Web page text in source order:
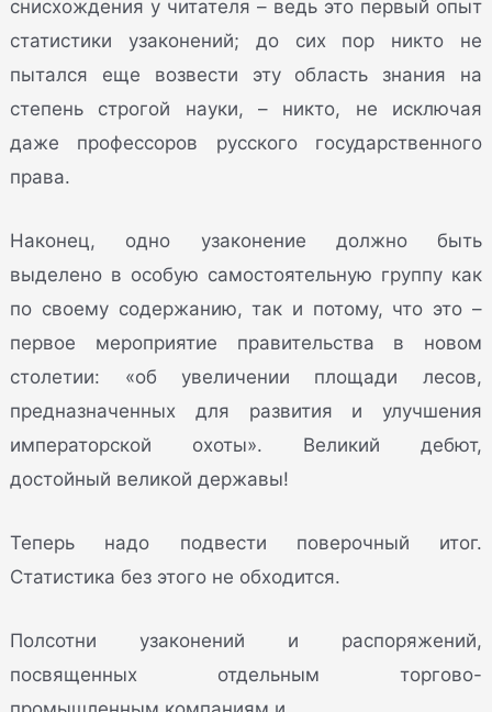
снисхождения у читателя – ведь это первый опыт
статистики узаконений; до сих пор никто не
пытался еще возвести эту область знания на
степень строгой науки, – никто, не исключая
даже профессоров русского государственного
права.
Наконец, одно узаконение должно быть
выделено в особую самостоятельную группу как
по своему содержанию, так и потому, что это –
первое мероприятие правительства в новом
столетии: «об увеличении площади лесов,
предназначенных для развития и улучшения
императорской охоты». Великий дебют,
достойный великой державы!
Теперь надо подвести поверочный итог.
Статистика без этого не обходится.
Полсотни узаконений и распоряжений,
посвященных отдельным торгово-